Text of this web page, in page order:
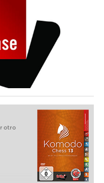
otro